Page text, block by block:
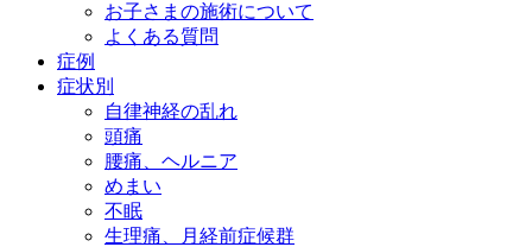
お子さまの施術について
よくある質問
症例
症状別
自律神経の乱れ
頭痛
腰痛、ヘルニア
めまい
不眠
生理痛、月経前症候群